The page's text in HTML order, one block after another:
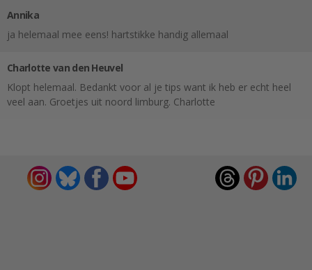
Annika
ja helemaal mee eens! hartstikke handig allemaal
Charlotte van den Heuvel
Klopt helemaal. Bedankt voor al je tips want ik heb er echt heel
veel aan. Groetjes uit noord limburg. Charlotte